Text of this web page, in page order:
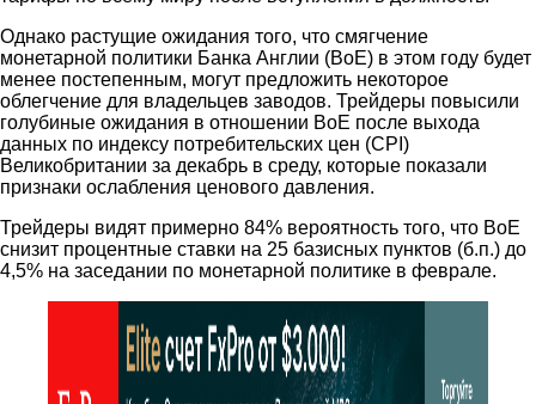
Однако растущие ожидания того, что смягчение
монетарной политики Банка Англии (BoE) в этом году будет
менее постепенным, могут предложить некоторое
облегчение для владельцев заводов. Трейдеры повысили
голубиные ожидания в отношении BoE после выхода
данных по индексу потребительских цен (CPI)
Великобритании за декабрь в среду, которые показали
признаки ослабления ценового давления.
Трейдеры видят примерно 84% вероятность того, что BoE
снизит процентные ставки на 25 базисных пунктов (б.п.) до
4,5% на заседании по монетарной политике в феврале.